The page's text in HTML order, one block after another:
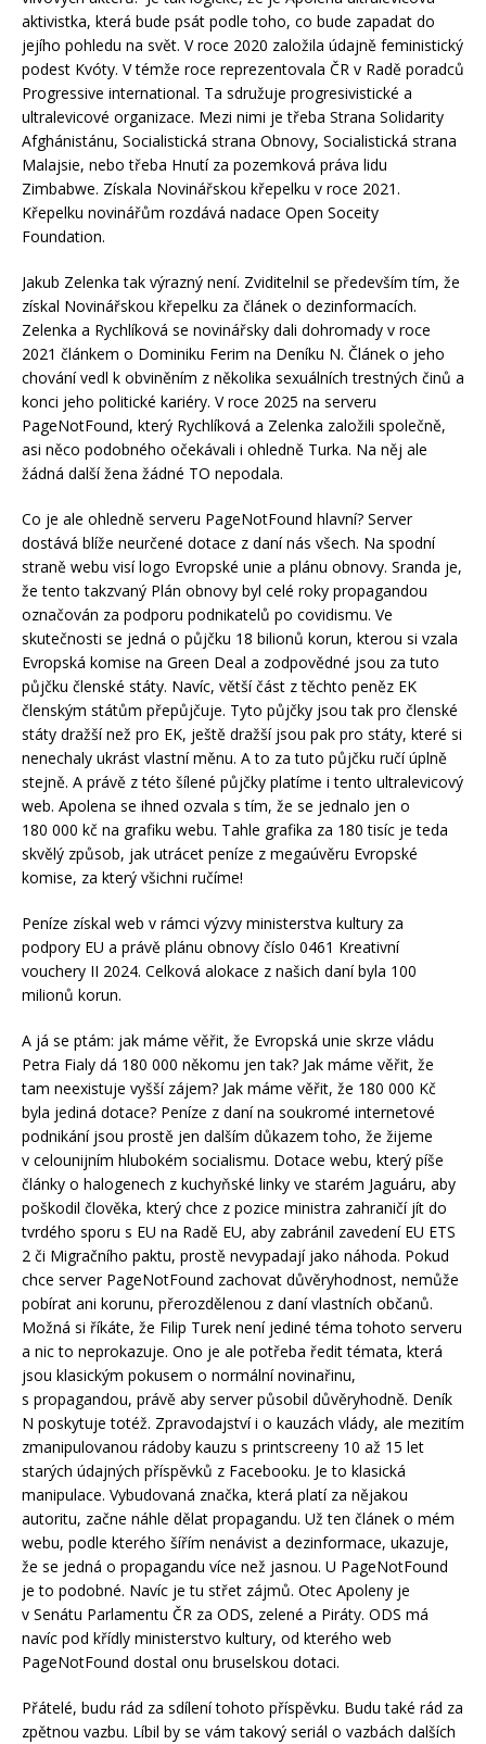
aktivistka, která bude psát podle toho, co bude zapadat do
jejího pohledu na svět. V roce 2020 založila údajně feministický
podest Kvóty. V témže roce reprezentovala ČR v Radě poradců
Progressive international. Ta sdružuje progresivistické a
ultralevicové organizace. Mezi nimi je třeba Strana Solidarity
Afghánistánu, Socialistická strana Obnovy, Socialistická strana
Malajsie, nebo třeba Hnutí za pozemková práva lidu
Zimbabwe. Získala Novinářskou křepelku v roce 2021.
Křepelku novinářům rozdává nadace Open Soceity
Foundation.
Jakub Zelenka tak výrazný není. Zviditelnil se především tím, že
získal Novinářskou křepelku za článek o dezinformacích.
Zelenka a Rychlíková se novinářsky dali dohromady v roce
2021 článkem o Dominiku Ferim na Deníku N. Článek o jeho
chování vedl k obviněním z několika sexuálních trestných činů a
konci jeho politické kariéry. V roce 2025 na serveru
PageNotFound, který Rychlíková a Zelenka založili společně,
asi něco podobného očekávali i ohledně Turka. Na něj ale
žádná další žena žádné TO nepodala.
Co je ale ohledně serveru PageNotFound hlavní? Server
dostává blíže neurčené dotace z daní nás všech. Na spodní
straně webu visí logo Evropské unie a plánu obnovy. Sranda je,
že tento takzvaný Plán obnovy byl celé roky propagandou
označován za podporu podnikatelů po covidismu. Ve
skutečnosti se jedná o půjčku 18 bilionů korun, kterou si vzala
Evropská komise na Green Deal a zodpovědné jsou za tuto
půjčku členské státy. Navíc, větší část z těchto peněz EK
členským státům přepůjčuje. Tyto půjčky jsou tak pro členské
státy dražší než pro EK, ještě dražší jsou pak pro státy, které si
nenechaly ukrást vlastní měnu. A to za tuto půjčku ručí úplně
stejně. A právě z této šílené půjčky platíme i tento ultralevicový
web. Apolena se ihned ozvala s tím, že se jednalo jen o
180 000 kč na grafiku webu. Tahle grafika za 180 tisíc je teda
skvělý způsob, jak utrácet peníze z megaúvěru Evropské
komise, za který všichni ručíme!
Peníze získal web v rámci výzvy ministerstva kultury za
podpory EU a právě plánu obnovy číslo 0461 Kreativní
vouchery II 2024. Celková alokace z našich daní byla 100
milionů korun.
A já se ptám: jak máme věřit, že Evropská unie skrze vládu
Petra Fialy dá 180 000 někomu jen tak? Jak máme věřit, že
tam neexistuje vyšší zájem? Jak máme věřit, že 180 000 Kč
byla jediná dotace? Peníze z daní na soukromé internetové
podnikání jsou prostě jen dalším důkazem toho, že žijeme
v celounijním hlubokém socialismu. Dotace webu, který píše
články o halogenech z kuchyňské linky ve starém Jaguáru, aby
poškodil člověka, který chce z pozice ministra zahraničí jít do
tvrdého sporu s EU na Radě EU, aby zabránil zavedení EU ETS
2 či Migračního paktu, prostě nevypadají jako náhoda. Pokud
chce server PageNotFound zachovat důvěryhodnost, nemůže
pobírat ani korunu, přerozdělenou z daní vlastních občanů.
Možná si říkáte, že Filip Turek není jediné téma tohoto serveru
a nic to neprokazuje. Ono je ale potřeba ředit témata, která
jsou klasickým pokusem o normální novinařinu,
s propagandou, právě aby server působil důvěryhodně. Deník
N poskytuje totéž. Zpravodajství i o kauzách vlády, ale mezitím
zmanipulovanou rádoby kauzu s printscreeny 10 až 15 let
starých údajných příspěvků z Facebooku. Je to klasická
manipulace. Vybudovaná značka, která platí za nějakou
autoritu, začne náhle dělat propagandu. Už ten článek o mém
webu, podle kterého šířím nenávist a dezinformace, ukazuje,
že se jedná o propagandu více než jasnou. U PageNotFound
je to podobné. Navíc je tu střet zájmů. Otec Apoleny je
v Senátu Parlamentu ČR za ODS, zelené a Piráty. ODS má
navíc pod křídly ministerstvo kultury, od kterého web
PageNotFound dostal onu bruselskou dotaci.
Přátelé, budu rád za sdílení tohoto příspěvku. Budu také rád za
zpětnou vazbu. Líbil by se vám takový seriál o vazbách dalších